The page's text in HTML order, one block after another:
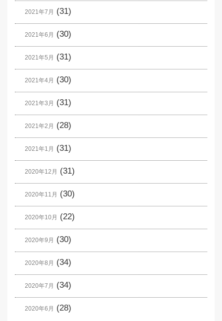
2021年7月 (31)
2021年6月 (30)
2021年5月 (31)
2021年4月 (30)
2021年3月 (31)
2021年2月 (28)
2021年1月 (31)
2020年12月 (31)
2020年11月 (30)
2020年10月 (22)
2020年9月 (30)
2020年8月 (34)
2020年7月 (34)
2020年6月 (28)